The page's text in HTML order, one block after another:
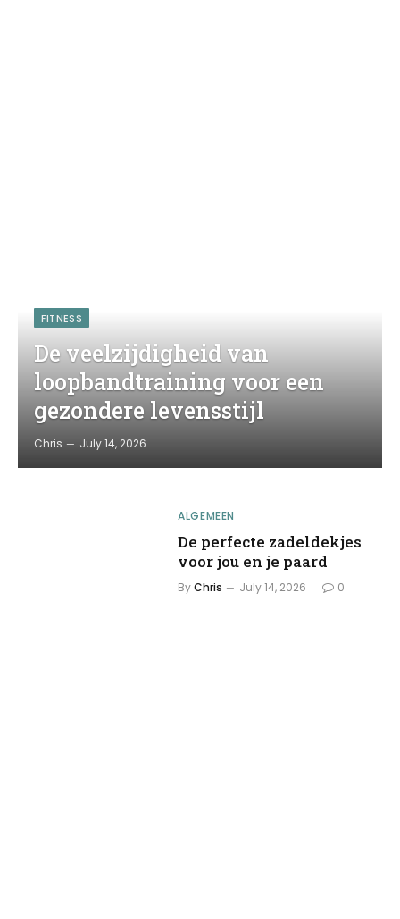
FITNESS
De veelzijdigheid van
loopbandtraining voor een
gezondere levensstijl
Chris July 14, 2026
ALGEMEEN
De perfecte zadeldekjes
voor jou en je paard
ByChris July 14, 2026 0